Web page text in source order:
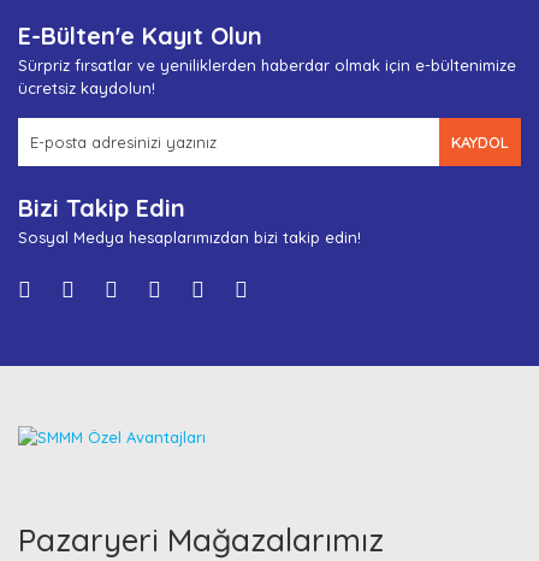
E-Bülten'e Kayıt Olun
Sürpriz fırsatlar ve yeniliklerden haberdar olmak için e-bültenimize
ücretsiz kaydolun!
KAYDOL
Bizi Takip Edin
Sosyal Medya hesaplarımızdan bizi takip edin!
Pazaryeri Mağazalarımız